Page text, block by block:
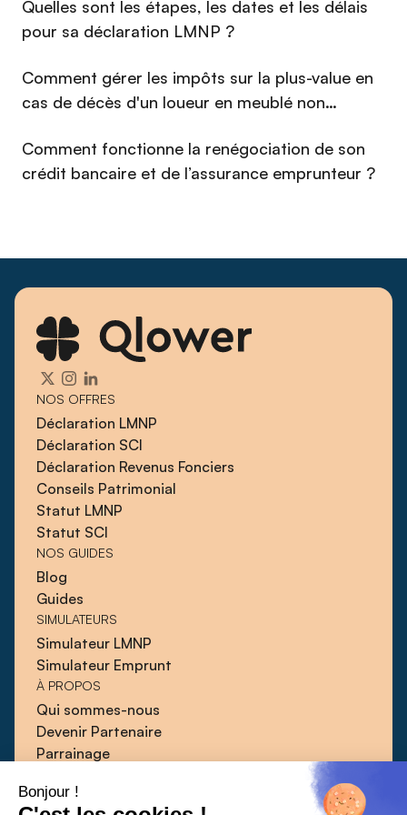
Bonjour !
et curieuse, Imane a pour objectif de construire une
communauté de propriétaires bailleurs éclairés, en plaçant la
compréhension de son audience au cœur de chaque action.
⁠Quelles sont les étapes, les dates et les délais
pour sa déclaration LMNP ?
Comment gérer les impôts sur la plus-value en
cas de décès d'un loueur en meublé non
Comment fonctionne la renégociation de son
crédit bancaire et de l’assurance emprunteur ?
NOS OFFRES
Déclaration LMNP
Déclaration SCI
Déclaration Revenus Fonciers
Conseils Patrimonial
Statut LMNP
Statut SCI
NOS GUIDES
Blog
Guides
SIMULATEURS
Simulateur LMNP
Simulateur Emprunt
À PROPOS
Qui sommes-nous
Devenir Partenaire
Parrainage
Guides